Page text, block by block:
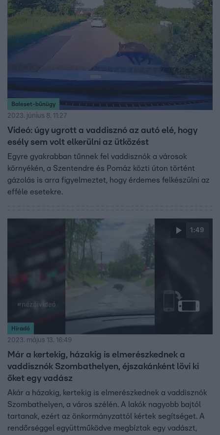
Baleset-bűnügy
2023. június 8. 11:27
Videó: úgy ugrott a vaddisznó az autó elé, hogy
esély sem volt elkerülni az ütközést
Egyre gyakrabban tűnnek fel vaddisznók a városok
környékén, a Szentendre és Pomáz közti úton történt
gázolás is arra figyelmeztet, hogy érdemes felkészülni az
efféle esetekre.
1:49
Híradó
2023. május 13. 16:49
Már a kertekig, házakig is elmerészkednek a
vaddisznók Szombathelyen, éjszakánként lövi ki
őket egy vadász
Akár a házakig, kertekig is elmerészkednek a vaddisznók
Szombathelyen, a város szélén. A lakók nagyobb bajtól
tartanak, ezért az önkormányzattól kértek segítséget. A
rendőrséggel együttműködve megbíztak egy vadászt,